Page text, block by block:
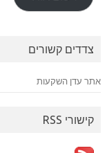
צדדים קשורים
אתר עדן השקעות
קישורי RSS